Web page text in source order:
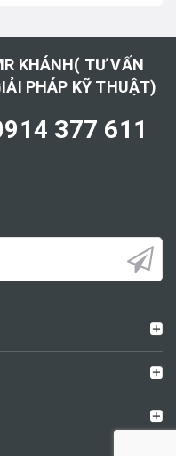
KHÁNH( TƯ VẤN
PHÁP KỸ THUẬT)
377 611